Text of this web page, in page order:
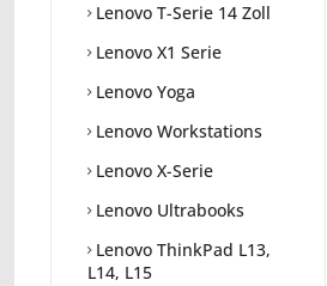
Lenovo T-Serie 14 Zoll
Lenovo X1 Serie
Lenovo Yoga
Lenovo Workstations
Lenovo X-Serie
Lenovo Ultrabooks
Lenovo ThinkPad L13,
L14, L15